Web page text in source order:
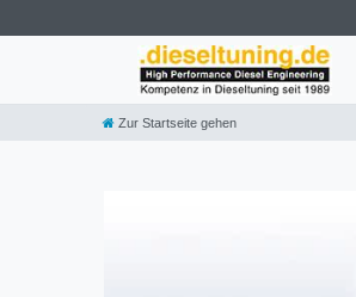
Zur Startseite gehen